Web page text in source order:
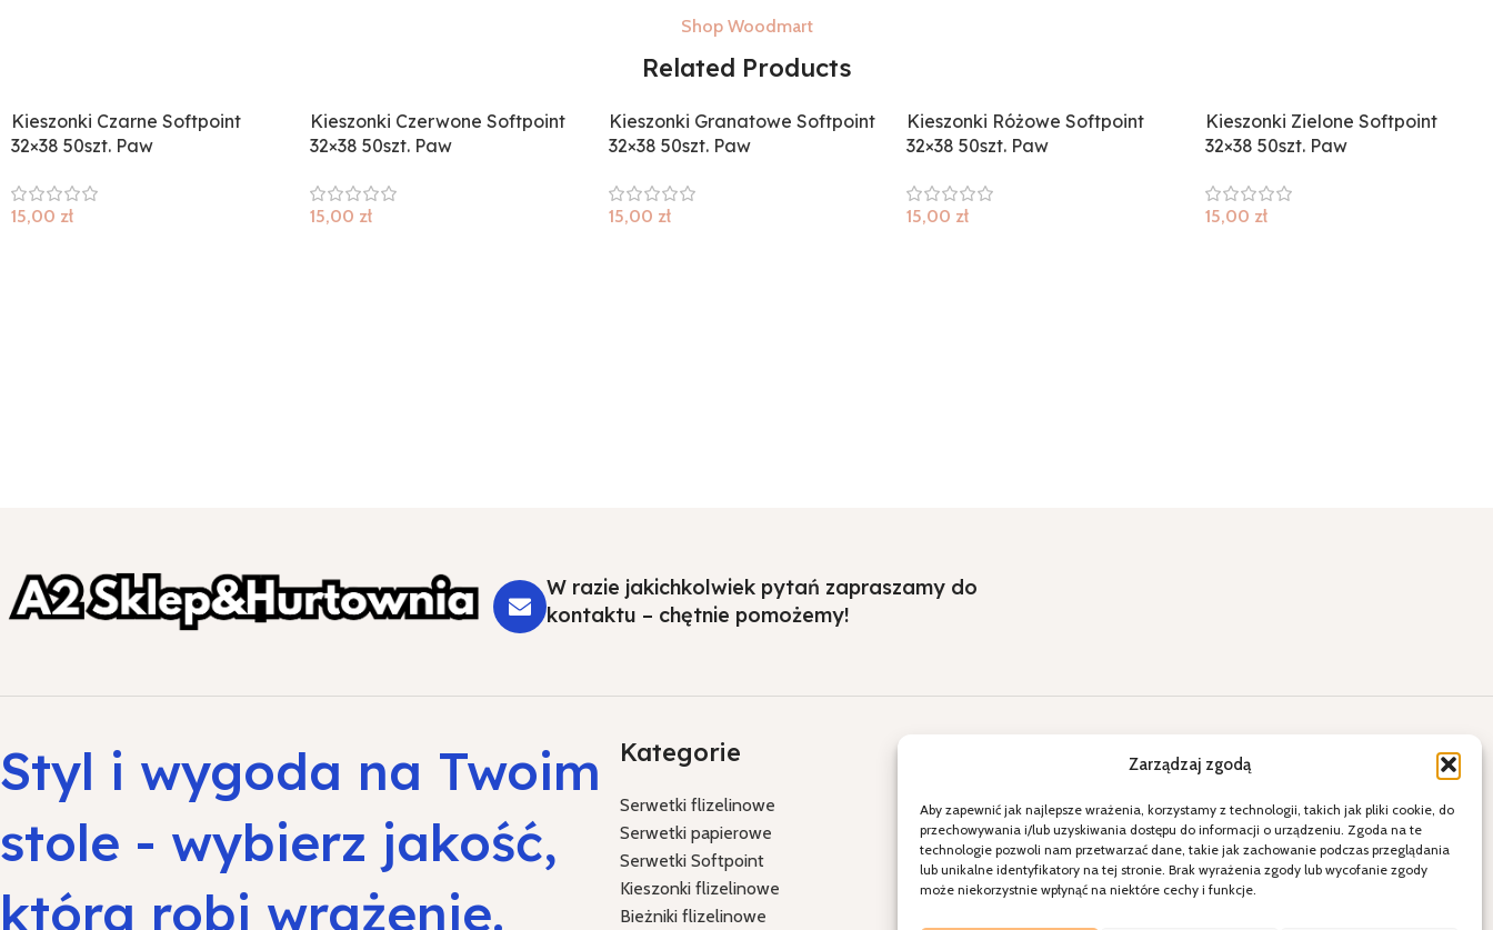
Zarządzaj zgodą
Aby zapewnić jak najlepsze wrażenia, korzystamy z technologii, takich jak pliki cookie, do
przechowywania i/lub uzyskiwania dostępu do informacji o urządzeniu. Zgoda na te
technologie pozwoli nam przetwarzać dane, takie jak zachowanie podczas przeglądania
lub unikalne identyfikatory na tej stronie. Brak wyrażenia zgody lub wycofanie zgody
może niekorzystnie wpłynąć na niektóre cechy i funkcje.
Shop Woodmart
Related Products
Kieszonki Czarne Softpoint
32×38 50szt. Paw
15,00 zł
Kieszonki Czerwone Softpoint
32×38 50szt. Paw
15,00 zł
Kieszonki Granatowe Softpoint
32×38 50szt. Paw
15,00 zł
Kieszonki Różowe Softpoint
32×38 50szt. Paw
15,00 zł
Kieszonki Zielone Softpoint
32×38 50szt. Paw
15,00 zł
W razie jakichkolwiek pytań zapraszamy do
kontaktu – chętnie pomożemy!
Styl i wygoda na Twoim
stole - wybierz jakość,
która robi wrażenie.
Kategorie
Serwetki flizelinowe
Serwetki papierowe
Serwetki Softpoint
Kieszonki flizelinowe
Bieżniki flizelinowe
Chrzest Święty
Komunia Święta
Ślub i wesele
Boże Narodzenie
Kontakt
E-mail: a2.sklepihurtownia@vp.pl
Telefon: 538 678 797
21-080 Garbów ul. Krakowskie
Przedmieście 15